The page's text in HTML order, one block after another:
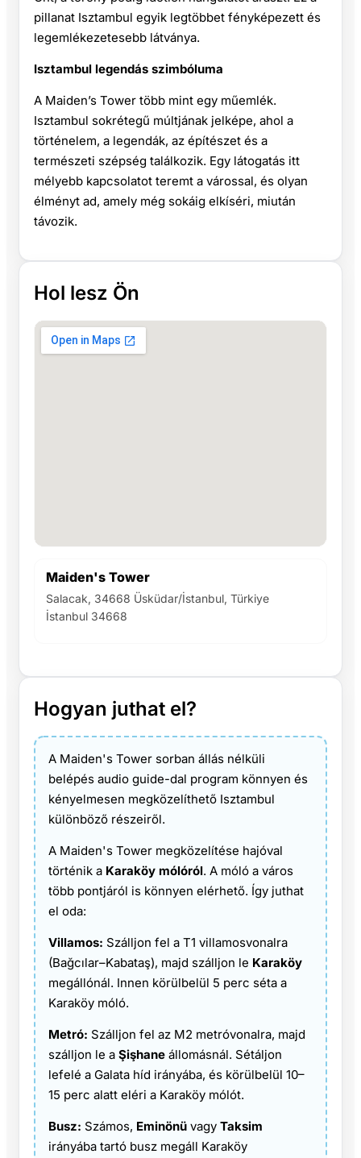
pillanat Isztambul egyik legtöbbet fényképezett és
legemlékezetesebb látványa.
Isztambul legendás szimbóluma
A Maiden’s Tower több mint egy műemlék.
Isztambul sokrétegű múltjának jelképe, ahol a
történelem, a legendák, az építészet és a
természeti szépség találkozik. Egy látogatás itt
mélyebb kapcsolatot teremt a várossal, és olyan
élményt ad, amely még sokáig elkíséri, miután
távozik.
Hol lesz Ön
Maiden's Tower
Salacak, 34668 Üsküdar/İstanbul, Türkiye
İstanbul 34668
Hogyan juthat el?
A Maiden's Tower sorban állás nélküli
belépés audio guide-dal program könnyen és
kényelmesen megközelíthető Isztambul
különböző részeiről.
A Maiden's Tower megközelítése hajóval
történik a Karaköy mólóról. A móló a város
több pontjáról is könnyen elérhető. Így juthat
el oda:
Villamos: Szálljon fel a T1 villamosvonalra
(Bağcılar–Kabataş), majd szálljon le Karaköy
megállónál. Innen körülbelül 5 perc séta a
Karaköy móló.
Metró: Szálljon fel az M2 metróvonalra, majd
szálljon le a Şişhane állomásnál. Sétáljon
lefelé a Galata híd irányába, és körülbelül 10–
15 perc alatt eléri a Karaköy mólót.
Busz: Számos, Eminönü vagy Taksim
irányába tartó busz megáll Karaköy